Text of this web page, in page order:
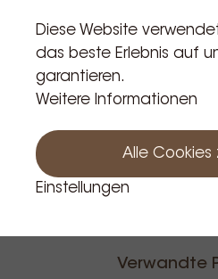
Verwandte
Diese Website
das beste Erlebnis auf
garantieren.
Weitere Informationen
Alle Cookies
Einstellungen